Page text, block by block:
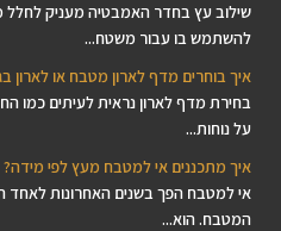
שילוב עץ בחדר האמבטיה מעניק לחלל
להשתמש בו עבור משטח...
איך בוחרים מדף לארון מטבח או לארון
בחירת מדף לארון נראית לעיתים כמו
על נוחות...
איך מתכננים אי למטבח מעץ לפי מידה?
אי למטבח הפך בשנים האחרונות לאחד
המטבח. הוא...